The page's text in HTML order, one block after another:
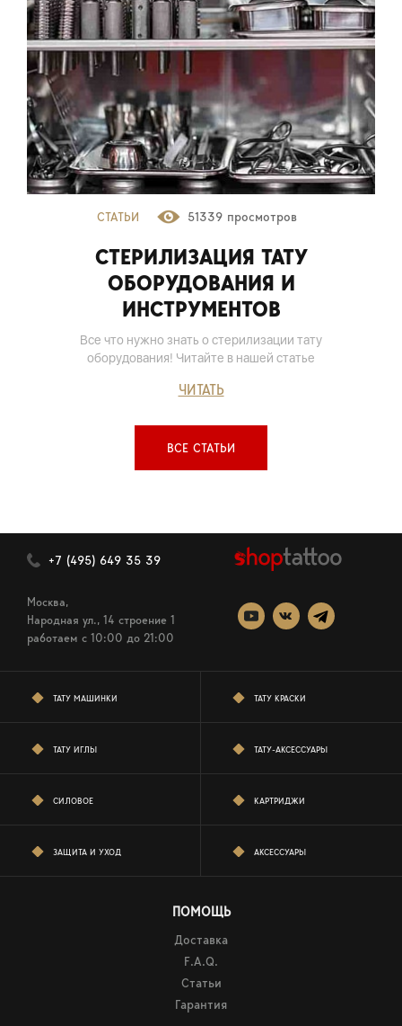
СТАТЬИ 51339 просмотров
СТЕРИЛИЗАЦИЯ ТАТУ
ОБОРУДОВАНИЯ И
ИНСТРУМЕНТОВ
Все что нужно знать о стерилизации тату
оборудования! Читайте в нашей статье
ЧИТАТЬ
ВСЕ СТАТЬИ
+7 (495) 649 35 39
Москва,
Народная ул., 14 строение 1
работаем c 10:00 до 21:00
ТАТУ МАШИНКИ ТАТУ КРАСКИ
ТАТУ ИГЛЫ ТАТУ-АКСЕССУАРЫ
СИЛОВОЕ КАРТРИДЖИ
ЗАЩИТА И УХОД АКСЕССУАРЫ
ПОМОЩЬ
Доставка
F.A.Q.
Статьи
Гарантия